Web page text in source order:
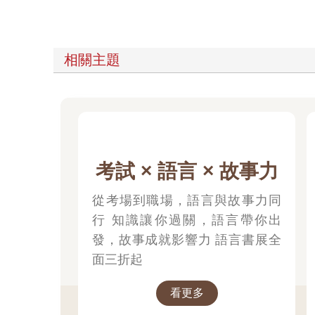
相關主題
考試 × 語言 × 故事力
從考場到職場，語言與故事力同
行 知識讓你過關，語言帶你出
發，故事成就影響力 語言書展全
面三折起
看更多